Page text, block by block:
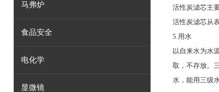
马弗炉
食品安全
电化学
显微镜
活性炭滤芯主
活性炭滤芯从
5.用水
以自来水为水
取，不存放。
水，能用三级